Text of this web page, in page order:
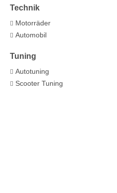
Technik
Motorräder
Automobil
Tuning
Autotuning
Scooter Tuning